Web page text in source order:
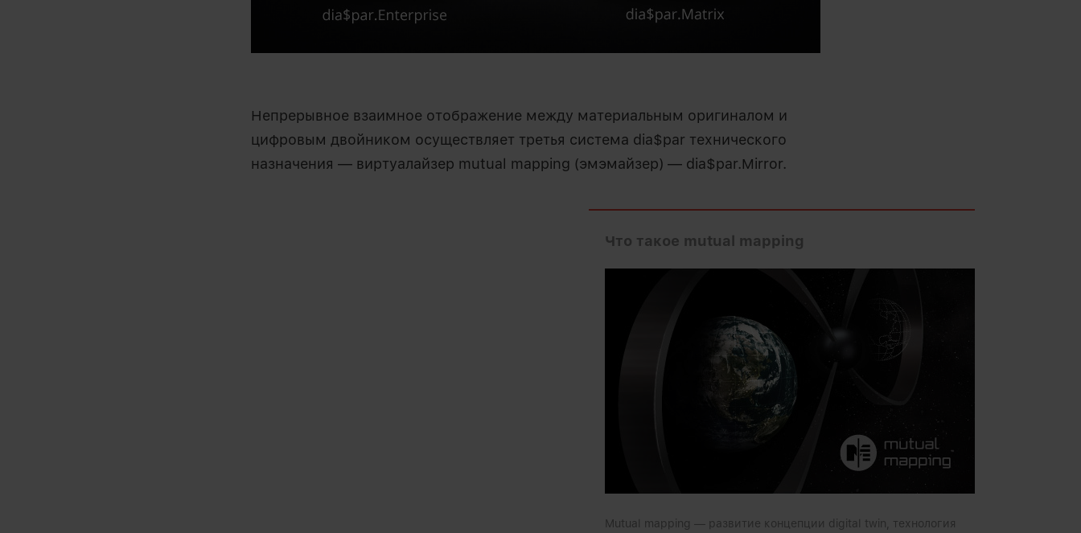
Непрерывное взаимное отображение между материальным оригиналом и
цифровым двойником осуществляет третья система dia$par технического
назначения — виртуалайзер mutual mapping (эмэмайзер) — dia$par.Mirror.
Что такое mutual mapping
Mutual mapping — развитие концепции digital twin, технология